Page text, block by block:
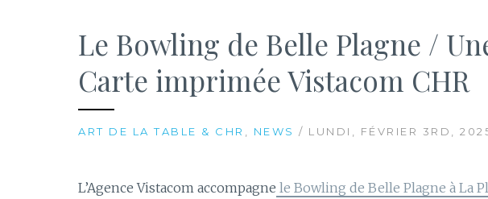
Le Bowling de Belle Plagne /
Carte imprimée Vistacom CHR
ART DE LA TABLE & CHR NEWS / LUNDI, FÉVRIER 3RD,
L’Agence Vistacom accompagne le Bowling de Belle Plagne à La